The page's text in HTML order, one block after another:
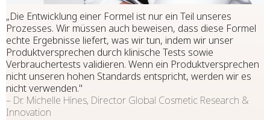
„Die Entwicklung einer Formel ist nur ein Teil unseres
Prozesses. Wir müssen auch beweisen, dass diese Formel
echte Ergebnisse liefert, was wir tun, indem wir unser
Produktversprechen durch klinische Tests sowie
Verbrauchertests validieren. Wenn ein Produktversprechen
nicht unseren hohen Standards entspricht, werden wir es
nicht verwenden."
– Dr. Michelle Hines, Director Global Cosmetic Research &
Innovation